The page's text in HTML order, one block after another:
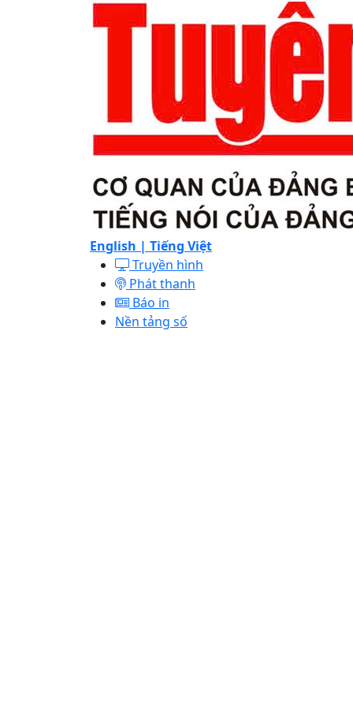
English | Tiếng Việt
Truyền hình
Phát thanh
Báo in
Nền tảng số